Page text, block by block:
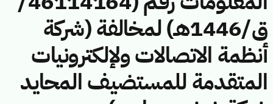
ق/1446هـ) لمخالفة (شركة
أنظمة الاتصالات ولإلكترونيات
المتقدمة للمستضيف المحايد